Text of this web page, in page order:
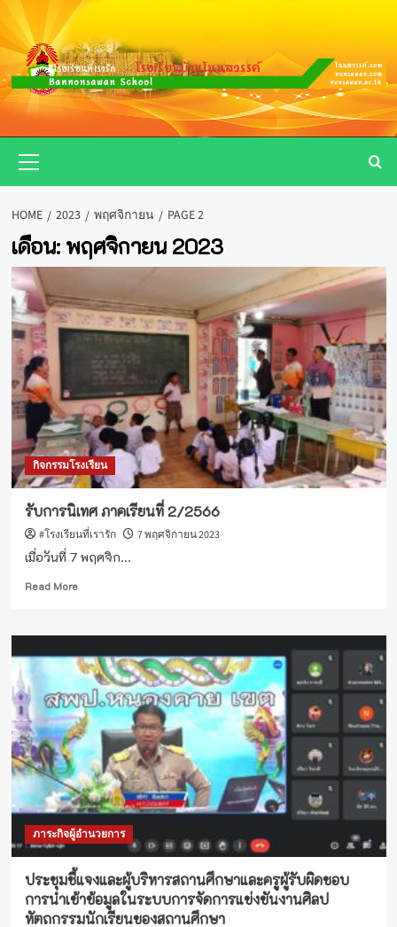
Skip
content
Menu
HOME 2023 พฤศจิกายน PAGE 2
เดือน:พฤศจิกายน 2023
กิจกรรมโรงเรียน
รับการนิเทศ ภาคเรียนที่ 2/2566
#โรงเรียนที่เรารัก 7 พฤศจิกายน 2023
เมื่อวันที่ 7 พฤศจิก...
Read MoreRead
รับ
นิเทศ
ภาค
เรียน
ที่
2/2566
ภาระกิจผู้อำนวยการ
ประชุมชี้แจงและผู้บริหารสถานศึกษาและครูผู้รับผิดชอบ
การนำเข้าข้อมูลในระบบการจัดการแข่งขันงานศิลป
หัตถกรรมนักเรียนของสถานศึกษา